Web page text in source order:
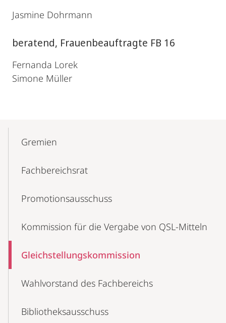
Jasmine Dohrmann
beratend, Frauenbeauftragte FB 16
Fernanda Lorek
Simone Müller
NavigationGremien
Fachbereichsrat
Promotionsausschuss
Kommission für die Vergabe von QSL-Mitteln
Gleichstellungskommission
Wahlvorstand des Fachbereichs
Bibliotheksausschuss